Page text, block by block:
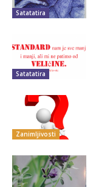
Satatatira
Satatatira
Zanimljivosti